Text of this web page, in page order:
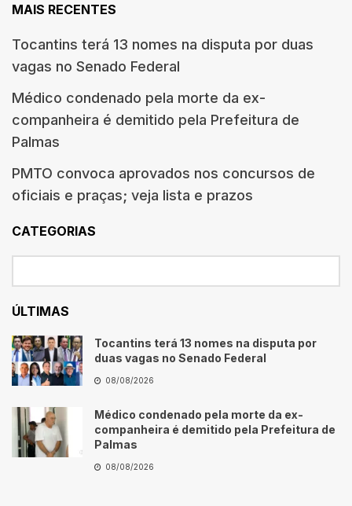
MAIS RECENTES
Tocantins terá 13 nomes na disputa por duas
vagas no Senado Federal
Médico condenado pela morte da ex-
companheira é demitido pela Prefeitura de
Palmas
PMTO convoca aprovados nos concursos de
oficiais e praças; veja lista e prazos
CATEGORIAS
ÚLTIMAS
Tocantins terá 13 nomes na disputa por
duas vagas no Senado Federal
08/08/2026
Médico condenado pela morte da ex-
companheira é demitido pela Prefeitura de
Palmas
08/08/2026